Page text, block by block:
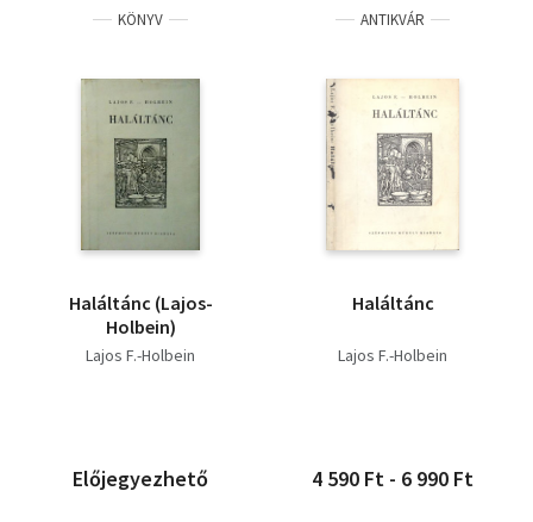
KÖNYV
Haláltánc (Lajos-
Holbein)
Lajos F.-Holbein
Előjegyezhető
ANTIKVÁR
Haláltánc
Lajos F.-Holbein
4 590 Ft - 6 990 Ft